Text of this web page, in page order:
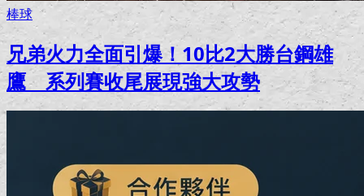
棒球
兄弟火力全面引爆！10比2大勝台鋼雄
鷹 系列賽收尾展現強大攻勢